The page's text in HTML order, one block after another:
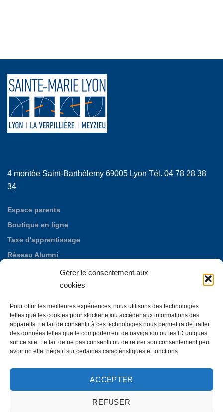
Gérer le consentement aux
cookies
Pour offrir les meilleures expériences, nous utilisons des technologies
telles que les cookies pour stocker et/ou accéder aux informations des
appareils. Le fait de consentir à ces technologies nous permettra de traiter
des données telles que le comportement de navigation ou les ID uniques
sur ce site. Le fait de ne pas consentir ou de retirer son consentement peut
avoir un effet négatif sur certaines caractéristiques et fonctions.
ACCEPTER
REFUSER
4 montée Saint-Barthélemy 69005 Lyon Tél. 04 78 28 38
34
Espace parents
Boutique en ligne
Taxe d'apprentissage
Réseau Alumni
Nos offres d'emploi
Fondation des Maristes de Puylata
La Neylière, maison d'accueil mariste